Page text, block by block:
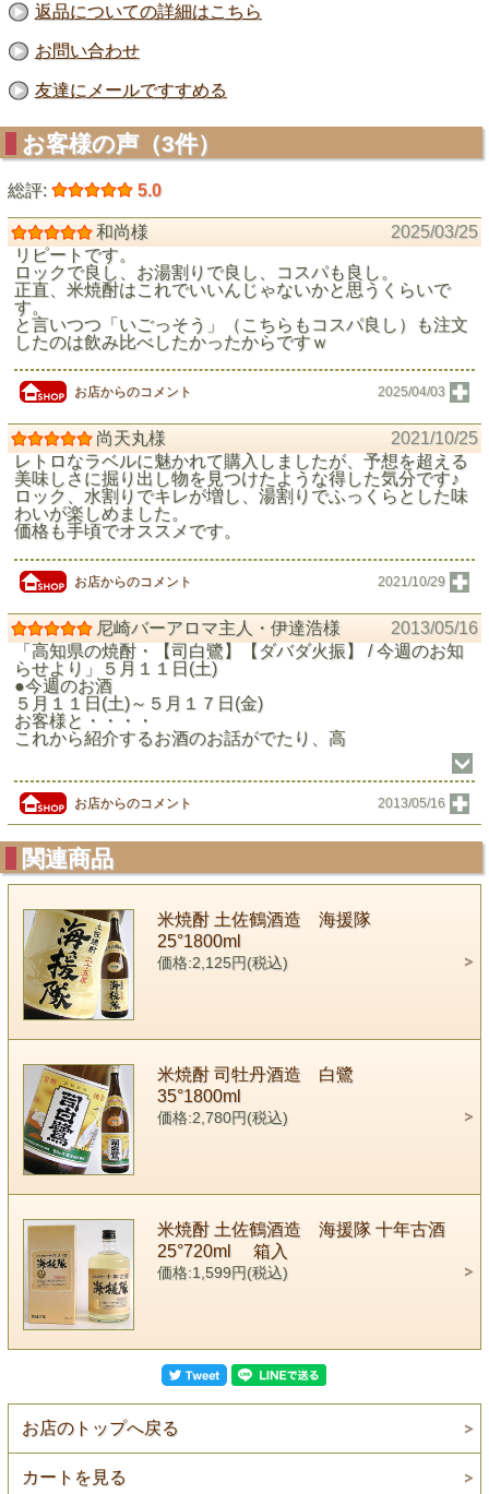
返品についての詳細はこちら
お問い合わせ
友達にメールですすめる
お客様の声（3件）
総評: 5.0
和尚様
2025/03/25
リピートです。
ロックで良し、お湯割りで良し、コスパも良し。
正直、米焼酎はこれでいいんじゃないかと思うくらいで
す。
と言いつつ「いごっそう」（こちらもコスパ良し）も注文
したのは飲み比べしたかったからですｗ
お店からのコメント 2025/04/03
尚天丸様
2021/10/25
レトロなラベルに魅かれて購入しましたが、予想を超える
美味しさに掘り出し物を見つけたような得した気分です♪
ロック、水割りでキレが増し、湯割りでふっくらとした味
わいが楽しめました。
価格も手頃でオススメです。
お店からのコメント 2021/10/29
尼崎バーアロマ主人・伊達浩様
2013/05/16
「高知県の焼酎・【司白鷺】【ダバダ火振】 / 今週のお知
らせより」５月１１日(土)
●今週のお酒
５月１１日(土)～５月１７日(金)
お客様と・・・・
これから紹介するお酒のお話がでたり、高
お店からのコメント 2013/05/16
関連商品
米焼酎 土佐鶴酒造 海援隊
25°1800ml
価格:2,125円(税込)
米焼酎 司牡丹酒造 白鷺
35°1800ml
価格:2,780円(税込)
米焼酎 土佐鶴酒造 海援隊 十年古酒
25°720ml 箱入
価格:1,599円(税込)
お店のトップへ戻る
カートを見る